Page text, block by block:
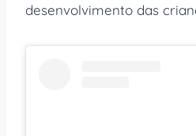
desenvolvimento das